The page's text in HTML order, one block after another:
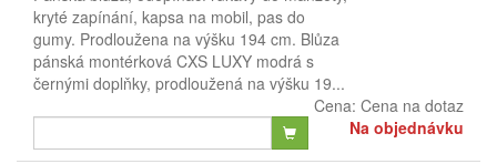
kryté zapínání, kapsa na mobil, pas do
gumy. Prodloužena na výšku 194 cm. Blůza
pánská montérková CXS LUXY modrá s
černými doplňky, prodloužená na výšku 19...
Cena: Cena na dotaz
Na objednávku